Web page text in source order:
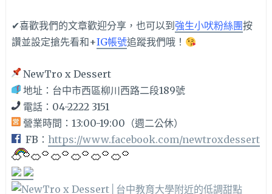
✔喜歡我們的文章歡迎分享，也可以到 強生小吠粉絲團按
讚並設定搶先看和+IG帳號追蹤我們哦！
NewTro x Dessert
地址：台中市西區柳川西路二段189號
電話：04-2222 3151
營業時間：13:00-19:00（週二公休）
FB： https://www.facebook.com/newtroxdessert